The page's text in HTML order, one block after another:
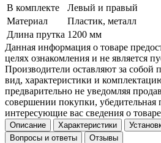
В комплекте
Левый и правый
Материал
Пластик, металл
Длина прутка 1200 мм
Данная информация о товаре
целях ознакомления и не является
Производители оставляют за собой
вид, характеристики и
предварительно не уведомляя
совершении покупки, убедительная
интересующие вас сведения о
Описание Характеристики
Вопросы и ответы
Отзывы